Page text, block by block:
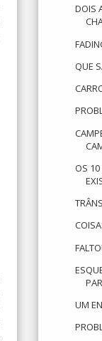
DOIS
QUE
OS 10
UM